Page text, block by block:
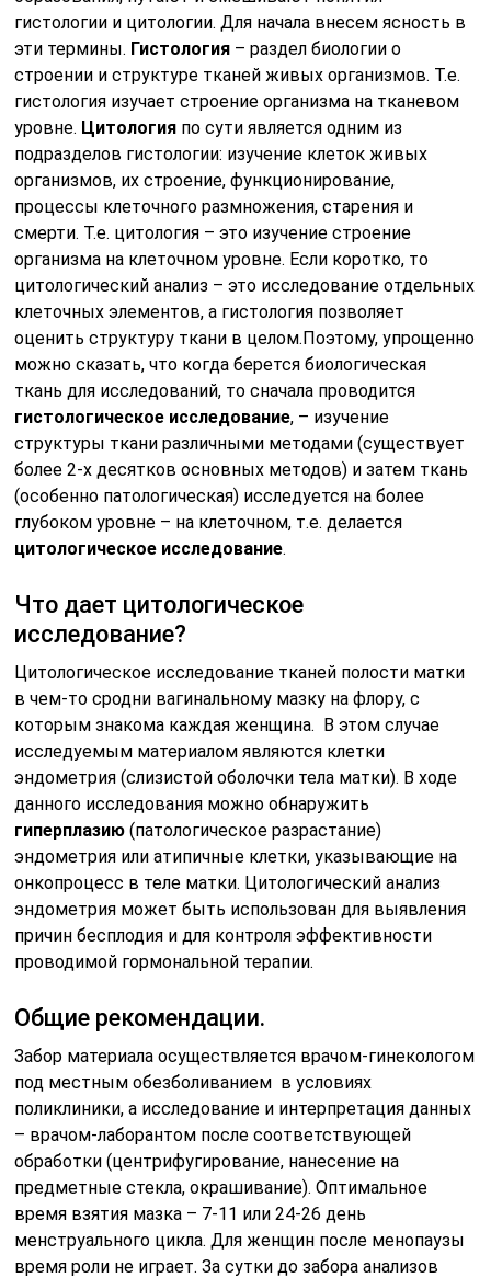
гистологии и цитологии. Для начала внесем ясность в
эти термины. Гистология – раздел биологии о
строении и структуре тканей живых организмов. Т.е.
гистология изучает строение организма на тканевом
уровне. Цитология по сути является одним из
подразделов гистологии: изучение клеток живых
организмов, их строение, функционирование,
процессы клеточного размножения, старения и
смерти. Т.е. цитология – это изучение строение
организма на клеточном уровне. Если коротко, то
цитологический анализ – это исследование отдельных
клеточных элементов, а гистология позволяет
оценить структуру ткани в целом.Поэтому, упрощенно
можно сказать, что когда берется биологическая
ткань для исследований, то сначала проводится
гистологическое исследование, – изучение
структуры ткани различными методами (существует
более 2-х десятков основных методов) и затем ткань
(особенно патологическая) исследуется на более
глубоком уровне – на клеточном, т.е. делается
цитологическое исследование.
Что дает цитологическое
исследование?
Цитологическое исследование тканей полости матки
в чем-то сродни вагинальному мазку на флору, с
которым знакома каждая женщина. В этом случае
исследуемым материалом являются клетки
эндометрия (слизистой оболочки тела матки). В ходе
данного исследования можно обнаружить
гиперплазию (патологическое разрастание)
эндометрия или атипичные клетки, указывающие на
онкопроцесс в теле матки. Цитологический анализ
эндометрия может быть использован для выявления
причин бесплодия и для контроля эффективности
проводимой гормональной терапии.
Общие рекомендации.
Забор материала осуществляется врачом-гинекологом
под местным обезболиванием в условиях
поликлиники, а исследование и интерпретация данных
– врачом-лаборантом после соответствующей
обработки (центрифугирование, нанесение на
предметные стекла, окрашивание). Оптимальное
время взятия мазка – 7-11 или 24-26 день
менструального цикла. Для женщин после менопаузы
время роли не играет. За сутки до забора анализов